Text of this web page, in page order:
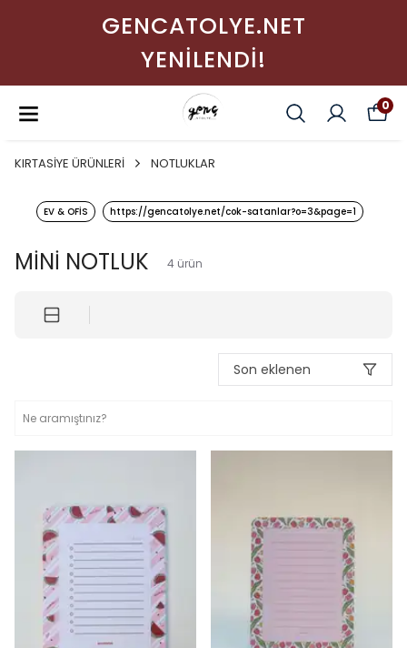
GENCATOLYE.NET
YENİLENDİ!
0
KIRTASİYE ÜRÜNLERİ NOTLUKLAR
EV & OFİS https://gencatolye.net/cok-satanlar?o=3&page=1
MİNİ NOTLUK 4 ürün
Son eklenen